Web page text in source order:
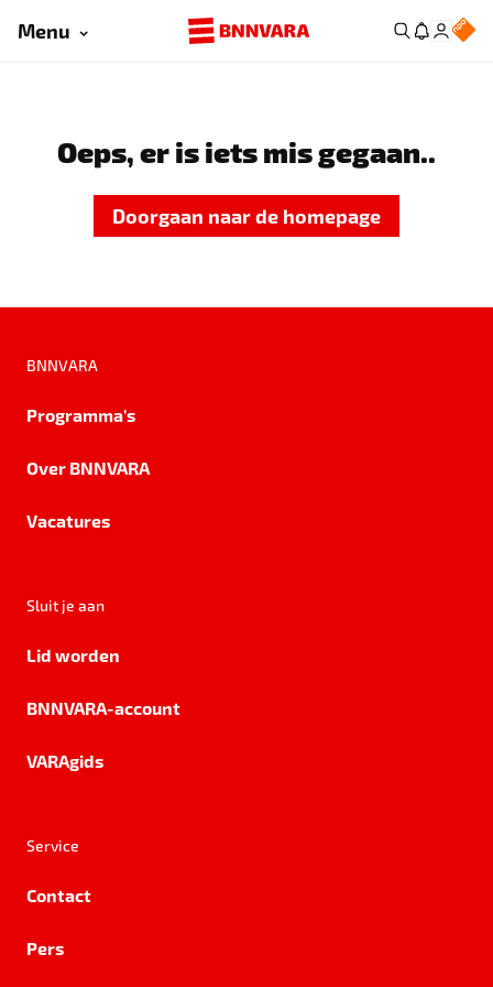
Menu
Oeps, er is iets mis gegaan..
Doorgaan naar de homepage
BNNVARA
Programma's
Over BNNVARA
Vacatures
Sluit je aan
Lid worden
BNNVARA-account
VARAgids
Service
Contact
Pers